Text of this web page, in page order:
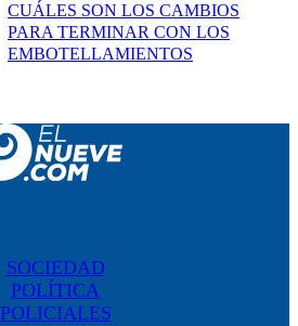
CUÁLES SON LOS CAMBIOS
PARA TERMINAR CON LOS
EMBOTELLAMIENTOS
SOCIEDAD
POLÍTICA
POLICIALES